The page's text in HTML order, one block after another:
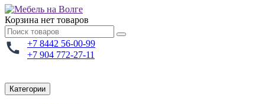
Корзина нет товаров
+7 8442 56-00-99
+7 904 772-27-11
Категории